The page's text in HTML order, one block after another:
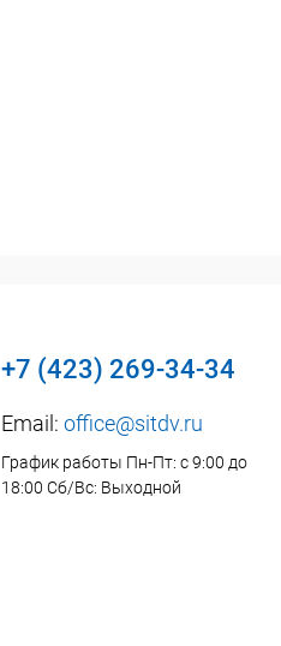
+7 (423) 269-34-34
Email: office@sitdv.ru
График работы Пн-Пт: с 9:00 до
18:00 Сб/Вс: Выходной